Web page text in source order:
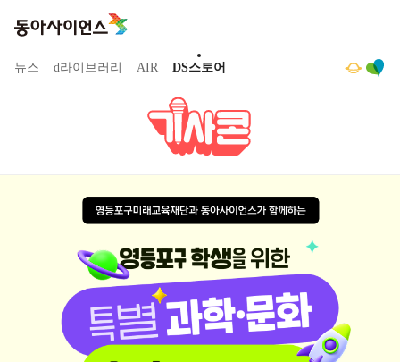
뉴스 d라이브러리 AIR DS스토어